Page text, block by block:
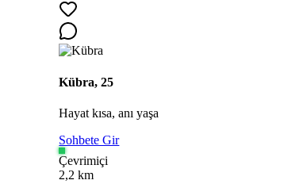
Kübra, 25
Hayat kısa, anı yaşa
Sohbete Gir
Çevrimiçi
2,2 km